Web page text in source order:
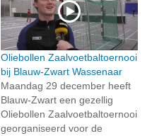
Oliebollen Zaalvoetbaltoernooi
bij Blauw-Zwart Wassenaar
Maandag 29 december heeft
Blauw-Zwart een gezellig
Oliebollen Zaalvoetbaltoernooi
georganiseerd voor de